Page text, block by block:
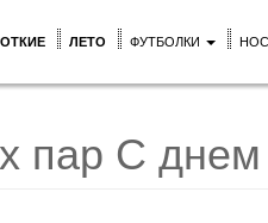
ЛЕТО ФУТБОЛКИ
пар С